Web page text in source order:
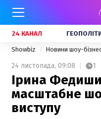
24 КАНАЛ
Showbiz Новини шоу-
24 листопада, 09:08 1
Ірина
масштабне
виступу